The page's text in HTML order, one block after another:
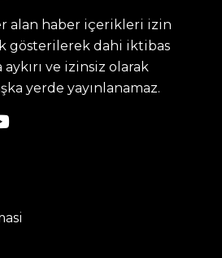
alan haber içerikleri izin
gösterilerek dahi iktibas
ve izinsiz olarak
yerde yayınlanamaz.